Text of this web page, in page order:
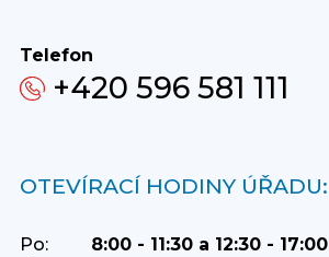
Telefon
+420 596 581 111
OTEVÍRACÍ HODINY ÚŘADU:
Po:
8:00 - 11:30 a 12:30 - 17:00